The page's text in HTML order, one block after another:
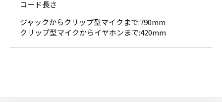
コード長さ
ジャックからクリップ型マイクまで:790mm
クリップ型マイクからイヤホンまで:420mm